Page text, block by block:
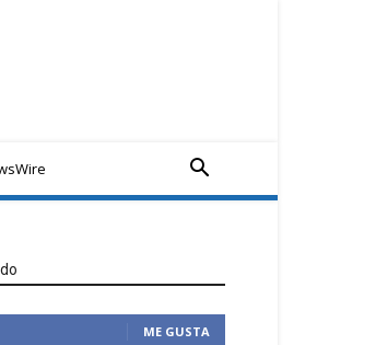
ME GUSTA